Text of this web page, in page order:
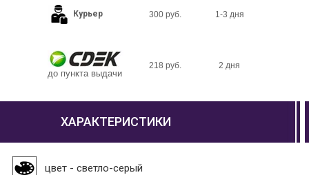
Курьер 300 руб. 1-3 дня
до пункта выдачи
218 руб. 2 дня
ХАРАКТЕРИСТИКИ
цвет - светло-серый